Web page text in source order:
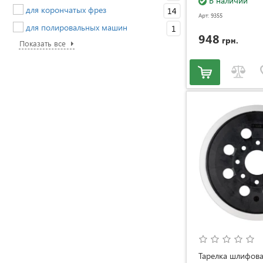
для корончатых фрез
14
для полировальных машин
1
Показать все
Арт: 9355
948 грн.
Тарелка